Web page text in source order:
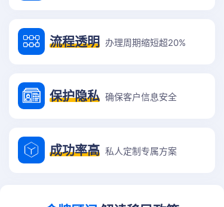
流程透明 办理周期缩短超20%
保护隐私 确保客户信息安全
成功率高 私人定制专属方案